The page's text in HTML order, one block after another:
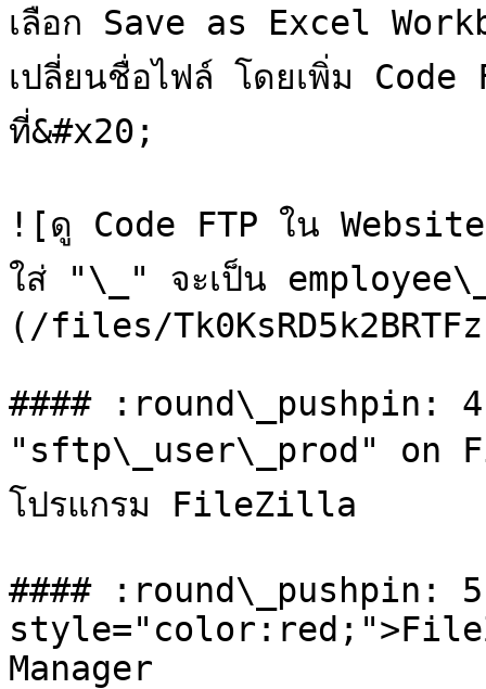
เลือก Save as Excel
เปลี่ยนชื่อไฟล์ โดยเพิ่ม Code
ที่&#x20;
![ดู Code FTP ใน
ใส่ "\_" จะเป็น
(/files/
#### :round\_pushpin:
"sftp\_user\_prod" on
โปรแกรม FileZilla
#### :round\_pushpin:
Manager